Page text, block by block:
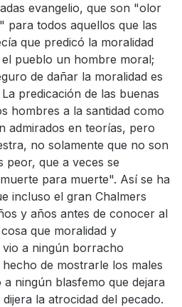
evangelio, que son "olor
para todos aquellos que las
que predicó la moralidad
pueblo un hombre moral;
de dañar la moralidad es
predicación de las buenas
hombres a la santidad como
admirados en teorías, pero
no solamente que no son
peor, que a veces se
para muerte". Así se ha
incluso el gran Chalmers
y años antes de conocer al
que moralidad y
a ningún borracho
de mostrarle los males
ningún blasfemo que dejara
la atrocidad del pecado.